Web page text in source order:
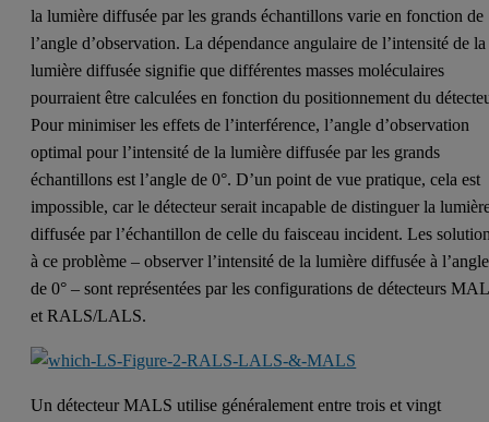
la lumière diffusée par les grands échantillons varie en fonction de
l’angle d’observation. La dépendance angulaire de l’intensité de la
lumière diffusée signifie que différentes masses moléculaires
pourraient être calculées en fonction du positionnement du
Pour minimiser les effets de l’interférence, l’angle d’observation
optimal pour l’intensité de la lumière diffusée par les grands
échantillons est l’angle de 0°. D’un point de vue pratique, cela est
impossible, car le détecteur serait incapable de distinguer la
diffusée par l’échantillon de celle du faisceau incident. Les
à ce problème – observer l’intensité de la lumière diffusée à l’angle
de 0° – sont représentées par les configurations de détecteurs
et RALS/LALS.
Un détecteur MALS utilise généralement entre trois et vingt